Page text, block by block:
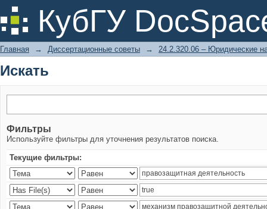
КубГУ
Искать
Главная → Диссертационные советы → 24.2.320.06 – Юридические
Искать
Фильтры
Используйте фильтры для уточнения результатов поиска.
Текущие фильтры: